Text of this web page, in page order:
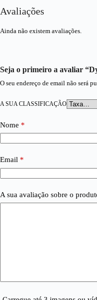
Avaliações
Ainda não existem avaliações.
Seja o primeiro a avaliar
O seu endereço de email não será
A SUA CLASSIFICAÇÃO
Nome *
Email *
A sua avaliação sobre o